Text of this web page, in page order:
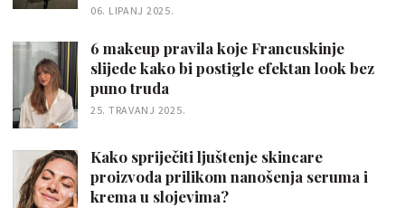
06. LIPANJ 2025.
6 makeup pravila koje Francuskinje
slijede kako bi postigle efektan look bez
puno truda
25. TRAVANJ 2025.
Kako spriječiti ljuštenje skincare
proizvoda prilikom nanošenja seruma i
krema u slojevima?